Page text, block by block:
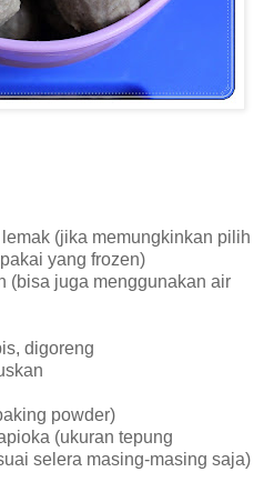
(jika memungkinkan pilih
yang frozen)
(bisa juga menggunakan air
digoreng
powder)
(ukuran tepung
selera masing-masing saja)